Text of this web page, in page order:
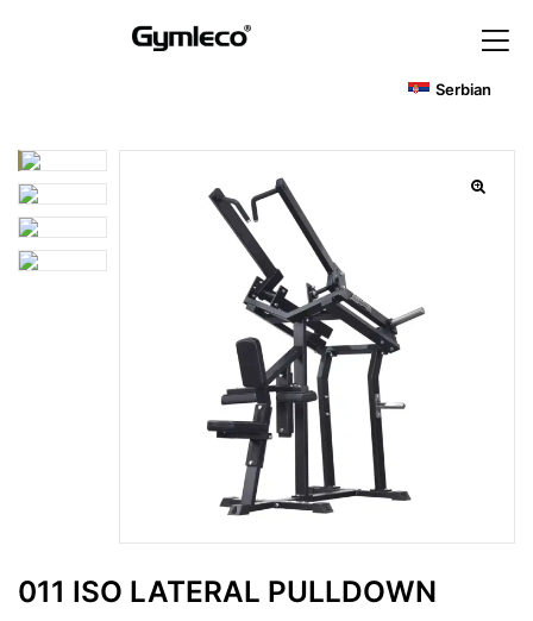
Serbian
011 ISO LATERAL PULLDOWN